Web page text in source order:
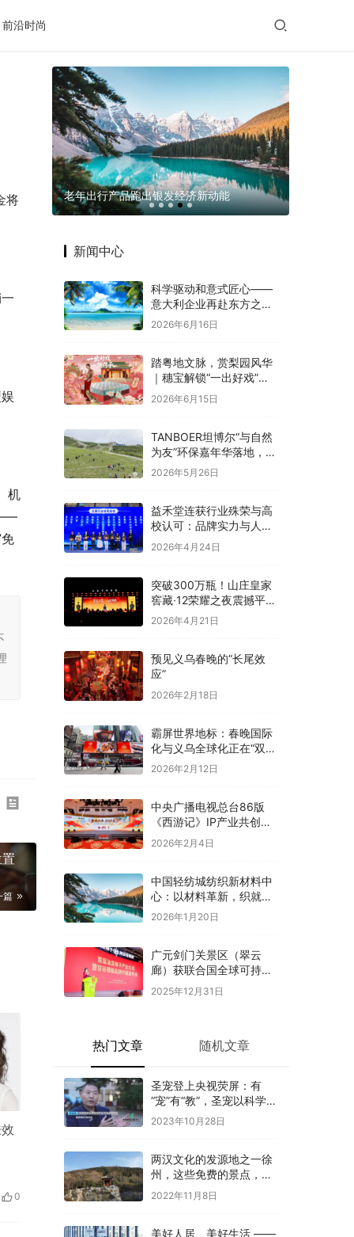
前沿时尚
将
机
——
篇
0
老年出行产品跑出银发经济新动能
新闻中心
科学驱动和意式匠心——
意大利企业再赴东方之约
赋能意中大健康产业深度
2026年6月16日
踏粤地文脉，赏梨园风华
｜穗宝解锁“一出好戏”文
化溯源之旅
2026年6月15日
TANBOER坦博尔“与自然
为友”环保嘉年华落地，构
建四季户外可持续实践
2026年5月26日
益禾堂连获行业殊荣与高
校认可：品牌实力与人才
战略双线并进
2026年4月24日
突破300万瓶！山庄皇家
窖藏·12荣耀之夜震撼平
泉，冀酒超级大单品强势
2026年4月21日
预见义乌春晚的“长尾效
应”
2026年2月18日
霸屏世界地标：春晚国际
化与义乌全球化正在“双向
奔赴”！
2026年2月12日
中央广播电视总台86版
《西游记》IP产业共创大
会在京举办
2026年2月4日
中国轻纺城纺织新材料中
心：以材料革新，织就全
球纺织未来新图景
2026年1月20日
广元剑门关景区（翠云
廊）获联合国全球可持续
“地球家园”范例奖
2025年12月31日
热门文章 随机文章
圣宠登上央视荧屏：有
“宠”有“教”，圣宠以科学训
导开启全新养宠体验
2023年10月28日
两汉文化的发源地之一徐
州，这些免费的景点，你
是否都去过
2022年11月8日
美好人居、美好生活 ——